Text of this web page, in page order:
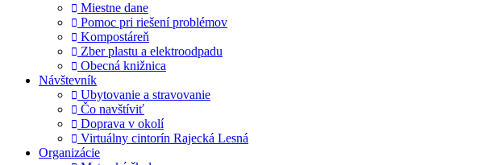
Miestne dane
Pomoc pri riešení problémov
Kompostáreň
Zber plastu a elektroodpadu
Obecná knižnica
Návštevník
Ubytovanie a stravovanie
Čo navštíviť
Doprava v okolí
Virtuálny cintorín Rajecká Lesná
Organizácie